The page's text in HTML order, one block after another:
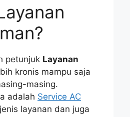
petunjuk Layanan
kronis mampu saja
masing.
adalah Service AC
layanan dan juga